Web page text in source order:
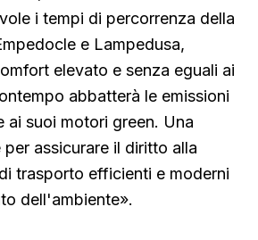
i tempi di percorrenza della
e Lampedusa,
elevato e senza eguali ai
abbatterà le emissioni
ai suoi motori green. Una
assicurare il diritto alla
trasporto efficienti e moderni
dell'ambiente».